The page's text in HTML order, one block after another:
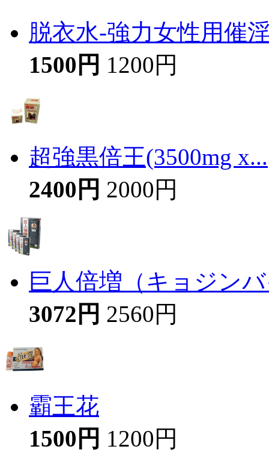
脱衣水-強力女性用催
1500円 1200円
超強黒倍王(3500mg x...
2400円 2000円
巨人倍増（キョジン
3072円 2560円
霸王花
1500円 1200円